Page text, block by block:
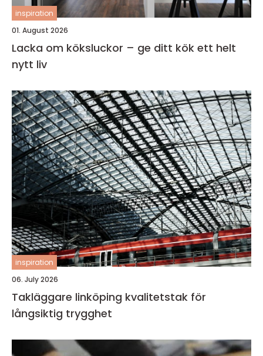
inspiration
01. August 2026
Lacka om köksluckor – ge ditt kök ett helt
nytt liv
inspiration
06. July 2026
Takläggare linköping kvalitetstak för
långsiktig trygghet